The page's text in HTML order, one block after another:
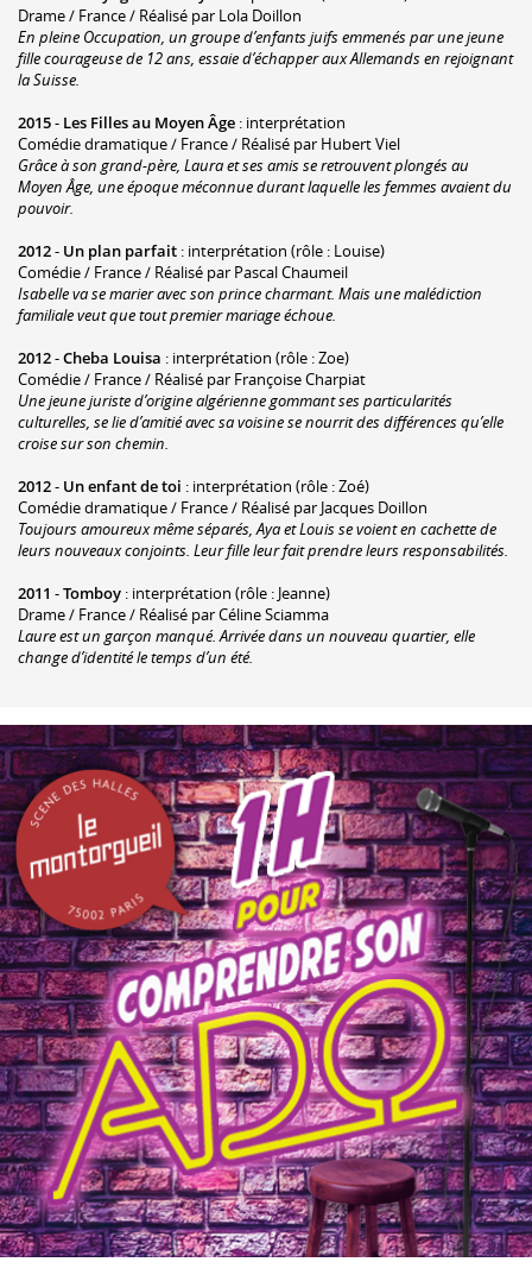
Drame / France / Réalisé par Lola Doillon
En pleine Occupation, un groupe d’enfants juifs emmenés par une jeune
fille courageuse de 12 ans, essaie d’échapper aux Allemands en rejoignant
la Suisse.
2015- Les Filles au Moyen Âge : interprétation
Comédie dramatique / France / Réalisé par Hubert Viel
Grâce à son grand-père, Laura et ses amis se retrouvent plongés au
Moyen Âge, une époque méconnue durant laquelle les femmes avaient du
pouvoir.
2012- Un plan parfait : interprétation (rôle : Louise)
Comédie / France / Réalisé par Pascal Chaumeil
Isabelle va se marier avec son prince charmant. Mais une malédiction
familiale veut que tout premier mariage échoue.
2012-Cheba Louisa : interprétation (rôle : Zoe)
Comédie / France / Réalisé par Françoise Charpiat
Une jeune juriste d’origine algérienne gommant ses particularités
culturelles, se lie d’amitié avec sa voisine se nourrit des différences qu’elle
croise sur son chemin.
2012- Un enfant de toi : interprétation (rôle : Zoé)
Comédie dramatique / France / Réalisé par Jacques Doillon
Toujours amoureux même séparés, Aya et Louis se voient en cachette de
leurs nouveaux conjoints. Leur fille leur fait prendre leurs responsabilités.
2011 -Tomboy : interprétation (rôle : Jeanne)
Drame / France / Réalisé par Céline Sciamma
Laure est un garçon manqué. Arrivée dans un nouveau quartier, elle
change d’identité le temps d’un été.